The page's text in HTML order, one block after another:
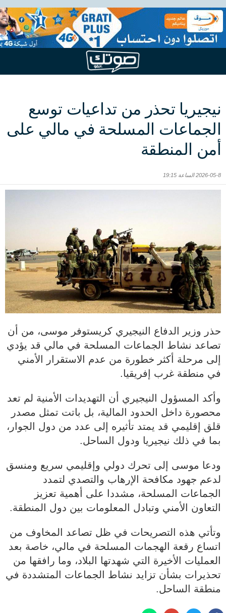
نيجيريا تحذر من تداعيات توسع
الجماعات المسلحة في مالي على
أمن المنطقة
2026-05-8 الساعة 19:15
حذر وزير الدفاع النيجيري كريستوفر موسى، من أن
تصاعد نشاط الجماعات المسلحة في مالي قد يؤدي
إلى مرحلة أكثر خطورة من عدم الاستقرار الأمني
في منطقة غرب إفريقيا.
وأكد المسؤول النيجيري أن التهديدات الأمنية لم تعد
محصورة داخل الحدود المالية، بل باتت تمثل مصدر
قلق إقليمي قد يمتد تأثيره إلى عدد من دول الجوار،
بما في ذلك نيجيريا ودول الساحل.
ودعا موسى إلى تحرك دولي وإقليمي سريع ومنسق
لدعم جهود مكافحة الإرهاب والتصدي لتمدد
الجماعات المسلحة، مشددا على أهمية تعزيز
التعاون الأمني وتبادل المعلومات بين دول المنطقة.
وتأتي هذه التصريحات في ظل تصاعد المخاوف من
اتساع رقعة الهجمات المسلحة في مالي، خاصة بعد
العمليات الأخيرة التي شهدتها البلاد، وما رافقها من
تحذيرات بشأن تزايد نشاط الجماعات المتشددة في
منطقة الساحل.